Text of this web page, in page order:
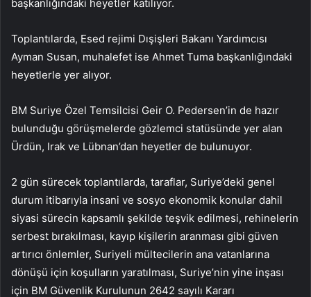
başkanlığındaki heyetler katılıyor.
Toplantılarda, Esed rejimi Dışişleri Bakanı Yardımcısı
Ayman Susan, muhalefet ise Ahmet Tuma başkanlığındaki
heyetlerle yer alıyor.
BM Suriye Özel Temsilcisi Geir O. Pedersen’in de hazır
bulunduğu görüşmelerde gözlemci statüsünde yer alan
Ürdün, Irak ve Lübnan’dan heyetler de bulunuyor.
2 gün sürecek toplantılarda, taraflar, Suriye’deki genel
durum itibarıyla insani ve sosyo ekonomik konular dahil
siyasi sürecin kapsamlı şekilde teşvik edilmesi, rehinelerin
serbest bırakılması, kayıp kişilerin aranması gibi güven
artırıcı önlemler, Suriyeli mültecilerin ana vatanlarına
dönüşü için koşulların yaratılması, Suriye’nin yine inşası
için BM Güvenlik Kurulunun 2642 sayılı Kararı